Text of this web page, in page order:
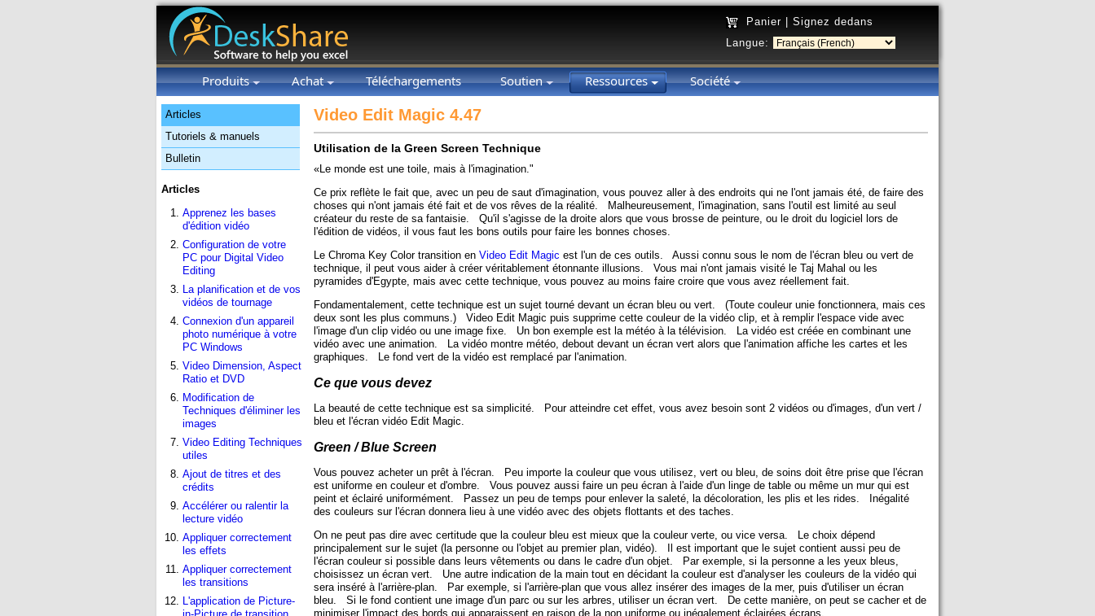
Panier
Signez dedans
Langue:
Produits Achat Téléchargements Soutien Ressources Société
Articles
Tutoriels & manuels
Bulletin
Articles
Apprenez les bases
d'édition vidéo
Configuration de votre
PC pour Digital Video
Editing
La planification et de vos
vidéos de tournage
Connexion d'un appareil
photo numérique à votre
PC Windows
Video Dimension, Aspect
Ratio et DVD
Modification de
Techniques d'éliminer les
images
Video Editing Techniques
utiles
Ajout de titres et des
crédits
Accélérer ou ralentir la
lecture vidéo
Appliquer correctement
les effets
Appliquer correctement
les transitions
L'application de Picture-
Video Edit Magic 4.47
Utilisation de la Green Screen Technique
«Le monde est une toile, mais à l'imagination."
Ce prix reflète le fait que, avec un peu de saut d'imagination, vous pouvez aller à des endroits qui ne l'ont jamais été, de faire des
choses qui n'ont jamais été fait et de vos rêves de la réalité. Malheureusement, l'imagination, sans l'outil est limité au seul
créateur du reste de sa fantaisie. Qu'il s'agisse de la droite alors que vous brosse de peinture, ou le droit du logiciel lors de
l'édition de vidéos, il vous faut les bons outils pour faire les bonnes choses.
Le Chroma Key Color transition en Video Edit Magic est l'un de ces outils. Aussi connu sous le nom de l'écran bleu ou vert de
technique, il peut vous aider à créer véritablement étonnante illusions. Vous mai n'ont jamais visité le Taj Mahal ou les
pyramides d'Egypte, mais avec cette technique, vous pouvez au moins faire croire que vous avez réellement fait.
Fondamentalement, cette technique est un sujet tourné devant un écran bleu ou vert. (Toute couleur unie fonctionnera, mais ces
deux sont les plus communs.) Video Edit Magic puis supprime cette couleur de la vidéo clip, et à remplir l'espace vide avec
l'image d'un clip vidéo ou une image fixe. Un bon exemple est la météo à la télévision. La vidéo est créée en combinant une
vidéo avec une animation. La vidéo montre météo, debout devant un écran vert alors que l'animation affiche les cartes et les
graphiques. Le fond vert de la vidéo est remplacé par l'animation.
Ce que vous devez
La beauté de cette technique est sa simplicité. Pour atteindre cet effet, vous avez besoin sont 2 vidéos ou d'images, d'un vert /
bleu et l'écran vidéo Edit Magic.
Green / Blue Screen
Vous pouvez acheter un prêt à l'écran. Peu importe la couleur que vous utilisez, vert ou bleu, de soins doit être prise que l'écran
est uniforme en couleur et d'ombre. Vous pouvez aussi faire un peu écran à l'aide d'un linge de table ou même un mur qui est
peint et éclairé uniformément. Passez un peu de temps pour enlever la saleté, la décoloration, les plis et les rides. Inégalité
des couleurs sur l'écran donnera lieu à une vidéo avec des objets flottants et des taches.
On ne peut pas dire avec certitude que la couleur bleu est mieux que la couleur verte, ou vice versa. Le choix dépend
principalement sur le sujet (la personne ou l'objet au premier plan, vidéo). Il est important que le sujet contient aussi peu de
l'écran couleur si possible dans leurs vêtements ou dans le cadre d'un objet. Par exemple, si la personne a les yeux bleus,
choisissez un écran vert. Une autre indication de la main tout en décidant la couleur est d'analyser les couleurs de la vidéo qui
sera inséré à l'arrière-plan. Par exemple, si l'arrière-plan que vous allez insérer des images de la mer, puis d'utiliser un écran
bleu. Si le fond contient une image d'un parc ou sur les arbres, utiliser un écran vert. De cette manière, on peut se cacher et de
minimiser l'impact des bords qui apparaissent en raison de la non uniforme ou inégalement éclairées écrans.